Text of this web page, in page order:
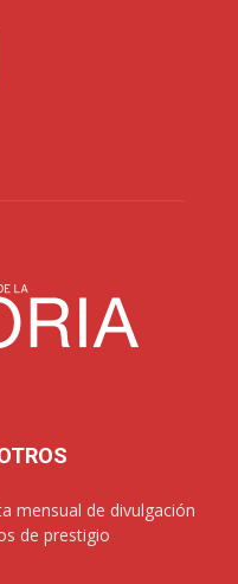
mensual de divulgación
de prestigio